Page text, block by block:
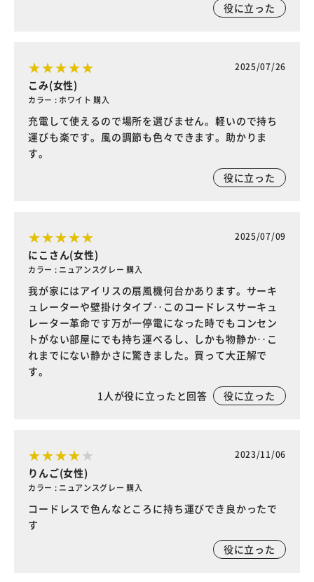
役に立った
2025/07/26
こみ(女性)
カラー : ホワイト 購入
充電して使えるので場所を選びません。軽いので持ち
運びも楽です。風の調節も色々できます。助かりま
す。
役に立った
2025/07/09
にこさん(女性)
カラー : ニュアンスグレー 購入
我が家にはアイリスの扇風機何台かあります。サーキ
ュレーターや壁掛けタイプ‥このコードレスサーキュ
レーター革命です万が一停電になった時でもコンセン
トがない部屋にでも持ち運べるし、しかも物静か‥こ
れまでにない静かさに驚きました。買って大正解で
す。
1人が役に立ったと回答 役に立った
2023/11/06
りんご(女性)
カラー : ニュアンスグレー 購入
コードレスで色んなところに持ち運びでき良かったで
す
役に立った